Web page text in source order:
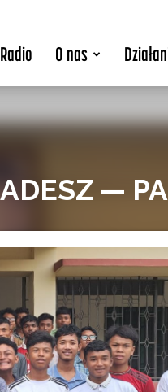
Radio O nas
—